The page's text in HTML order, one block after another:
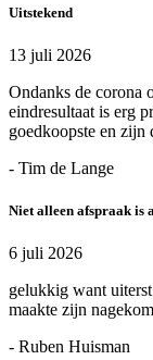
Uitstekend
13 juli 2026
Ondanks de corona
eindresultaat is erg
goedkoopste en zijn
- Tim de Lange
Niet alleen afspraak is
6 juli 2026
gelukkig want
maakte zijn
- Ruben Huisman